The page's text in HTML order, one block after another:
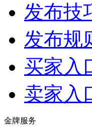
发布技
发布规
买家入
卖家入
金牌服务